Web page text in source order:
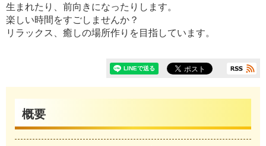
生まれたり、前向きになったりします。
楽しい時間をすごしませんか？
リラックス、癒しの場所作りを目指しています。
概要